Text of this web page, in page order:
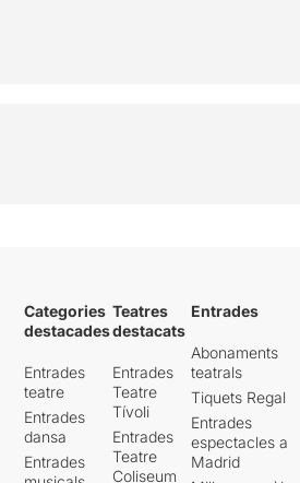
Categories
destacades
Entrades
teatre
Entrades
dansa
Entrades
Teatres
destacats
Entrades
Teatre
Tívoli
Entrades
Teatre
Coliseum
Entrades
Abonaments
teatrals
Tiquets Regal
Entrades
espectacles a
Madrid